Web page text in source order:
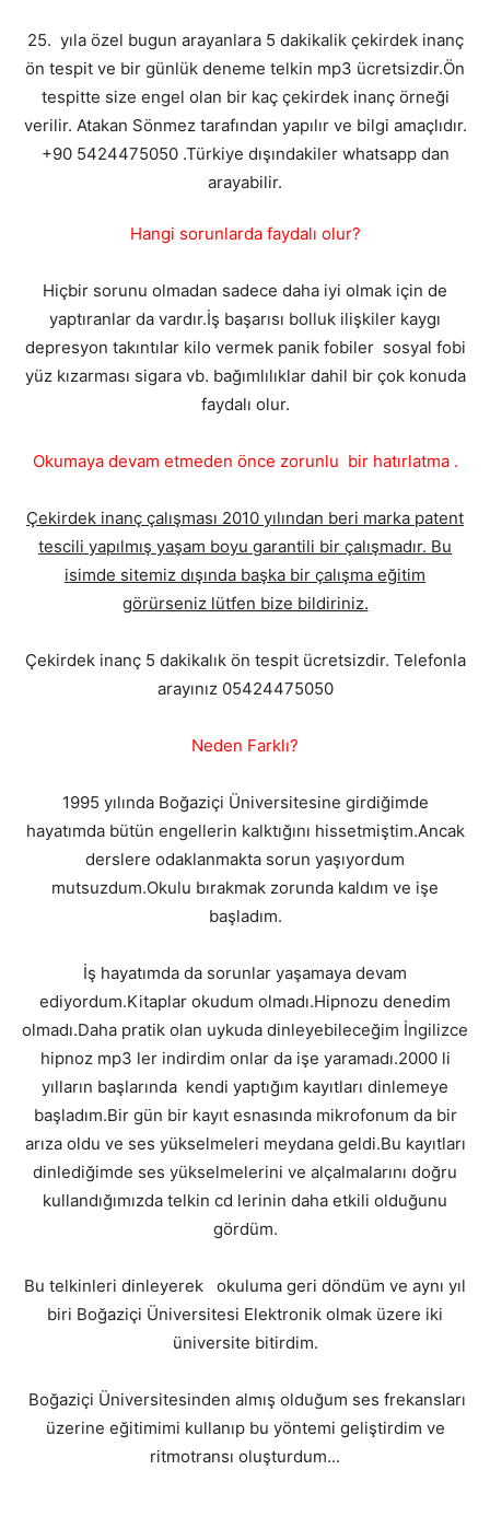
25. yıla özel bugun arayanlara 5 dakikalik çekirdek inanç
ön tespit ve bir günlük deneme telkin mp3 ücretsizdir.Ön
tespitte size engel olan bir kaç çekirdek inanç örneği
verilir. Atakan Sönmez tarafından yapılır ve bilgi amaçlıdır.
+90 5424475050 .Türkiye dışındakiler whatsapp dan
arayabilir.
Hangi sorunlarda faydalı olur?
Hiçbir sorunu olmadan sadece daha iyi olmak için de
yaptıranlar da vardır.İş başarısı bolluk ilişkiler kaygı
depresyon takıntılar kilo vermek panik fobiler sosyal fobi
yüz kızarması sigara vb. bağımlılıklar dahil bir çok konuda
faydalı olur.
Okumaya devam etmeden önce zorunlu bir hatırlatma .
Çekirdek inanç çalışması 2010 yılından beri marka patent
tescili yapılmış yaşam boyu garantili bir çalışmadır. Bu
isimde sitemiz dışında başka bir çalışma eğitim
görürseniz lütfen bize bildiriniz.
Çekirdek inanç 5 dakikalık ön tespit ücretsizdir. Telefonla
arayınız 05424475050
Neden Farklı?
1995 yılında Boğaziçi Üniversitesine girdiğimde
hayatımda bütün engellerin kalktığını hissetmiştim.Ancak
derslere odaklanmakta sorun yaşıyordum
mutsuzdum.Okulu bırakmak zorunda kaldım ve işe
başladım.
İş hayatımda da sorunlar yaşamaya devam
ediyordum.Kitaplar okudum olmadı.Hipnozu denedim
olmadı.Daha pratik olan uykuda dinleyebileceğim İngilizce
hipnoz mp3 ler indirdim onlar da işe yaramadı.2000 li
yılların başlarında kendi yaptığım kayıtları dinlemeye
başladım.Bir gün bir kayıt esnasında mikrofonum da bir
arıza oldu ve ses yükselmeleri meydana geldi.Bu kayıtları
dinlediğimde ses yükselmelerini ve alçalmalarını doğru
kullandığımızda telkin cd lerinin daha etkili olduğunu
gördüm.
Bu telkinleri dinleyerek okuluma geri döndüm ve aynı yıl
biri Boğaziçi Üniversitesi Elektronik olmak üzere iki
üniversite bitirdim.
Boğaziçi Üniversitesinden almış olduğum ses frekansları
üzerine eğitimimi kullanıp bu yöntemi geliştirdim ve
ritmotransı oluşturdum...